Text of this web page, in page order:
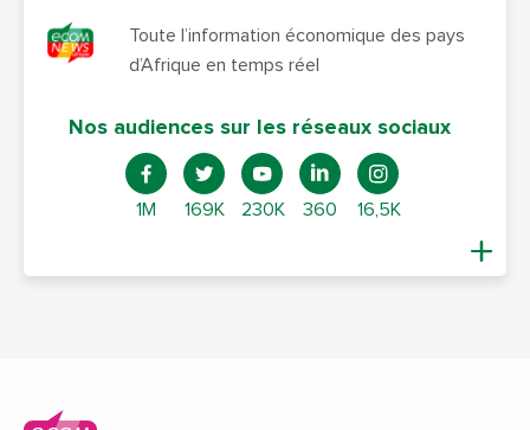
Toute l’information économique des pays
d’Afrique en temps réel
Nos audiences sur les réseaux sociaux
1M 169K 230K 360 16,5K